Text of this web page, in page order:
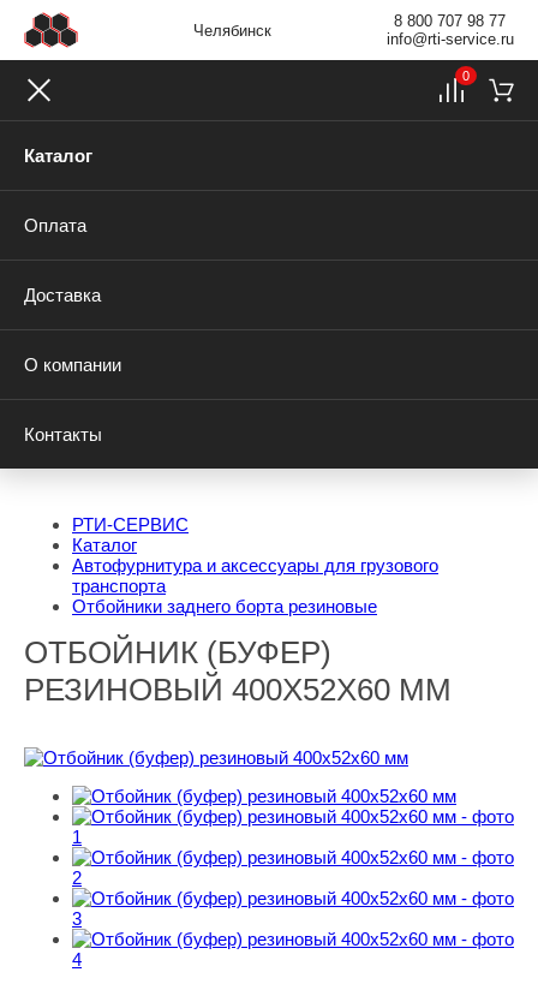
Челябинск
8 800 707 98 77
info@rti-service.ru
Каталог
Оплата
Доставка
О компании
Контакты
0
РТИ-СЕРВИС
Каталог
Автофурнитура и аксессуары для грузового
транспорта
Отбойники заднего борта резиновые
ОТБОЙНИК (БУФЕР)
РЕЗИНОВЫЙ 400Х52Х60 ММ